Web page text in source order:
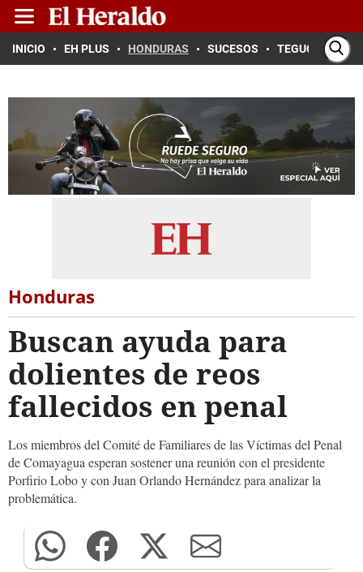
INICIO EH PLUS HONDURAS SUCESOS TEGUCIGALPA
Honduras
Buscan ayuda para
dolientes de reos
fallecidos en penal
Los miembros del Comité de Familiares de las Víctimas del Penal
de Comayagua esperan sostener una reunión con el presidente
Porfirio Lobo y con Juan Orlando Hernández para analizar la
problemática.